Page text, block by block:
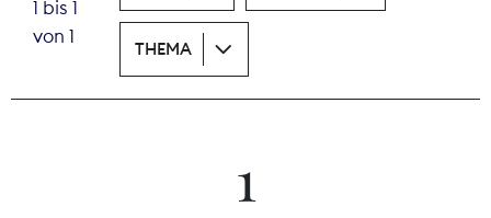
Theodor-Wolff-Preis
1 bis 1
von 1
THEMA
1